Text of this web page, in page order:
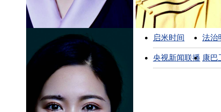
启米时间 法治
央视新闻联播 康巴